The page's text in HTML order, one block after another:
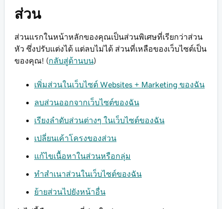
ส่วน
ส่วนแรกในหน้าหลักของคุณเป็นส่วนพิเศษที่เรียกว่าส่วน
หัว ซึ่งปรับแต่งได้ แต่ลบไม่ได้ ส่วนที่เหลือของเว็บไซต์เป็น
ของคุณ! (กลับสู่ด้านบน)
เพิ่มส่วนในเว็บไซต์ Websites + Marketing ของฉัน
ลบส่วนออกจากเว็บไซต์ของฉัน
เรียงลำดับส่วนต่างๆ ในเว็บไซต์ของฉัน
เปลี่ยนเค้าโครงของส่วน
แก้ไขเนื้อหาในส่วนหรือกลุ่ม
ทำสำเนาส่วนในเว็บไซต์ของฉัน
ย้ายส่วนไปยังหน้าอื่น